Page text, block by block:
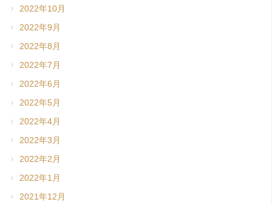
2022年10月
2022年9月
2022年8月
2022年7月
2022年6月
2022年5月
2022年4月
2022年3月
2022年2月
2022年1月
2021年12月